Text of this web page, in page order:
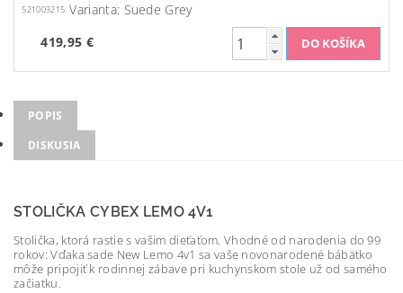
521003215 Varianta: Suede Grey
419,95 €
POPIS
DISKUSIA
STOLIČKA CYBEX LEMO 4V1
Stolička, ktorá rastie s vašim dieťaťom. Vhodné od narodenia do 99
rokov: Vďaka sade New Lemo 4v1 sa vaše novonarodené bábätko
môže pripojiť k rodinnej zábave pri kuchynskom stole už od samého
začiatku.